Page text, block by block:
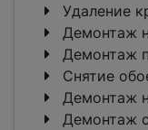
Удаление
Демонтаж
Демонтаж
Снятие
Демонтаж
Демонтаж